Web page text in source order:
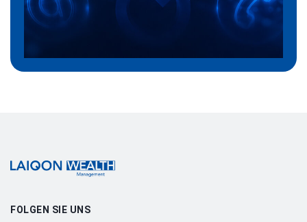
Wealth Laiqon
FOLGEN SIE UNS